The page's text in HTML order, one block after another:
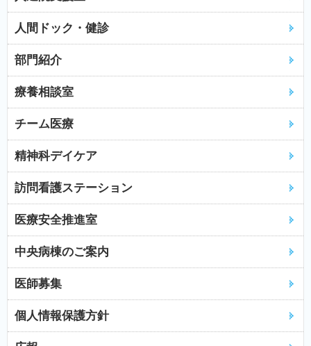
人間ドック・健診
部門紹介
療養相談室
チーム医療
精神科デイケア
訪問看護ステーション
医療安全推進室
中央病棟のご案内
医師募集
個人情報保護方針